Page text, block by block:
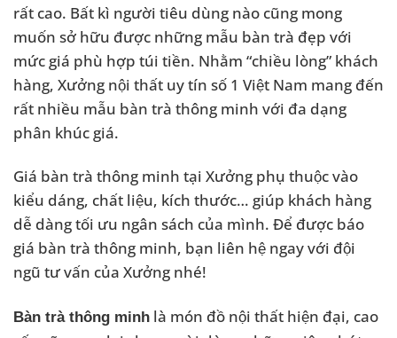
rất cao. Bất kì người tiêu dùng nào cũng mong
muốn sở hữu được những mẫu bàn trà đẹp với
mức giá phù hợp túi tiền. Nhằm “chiều lòng” khách
hàng, Xưởng nội thất uy tín số 1 Việt Nam mang đến
rất nhiều mẫu bàn trà thông minh với đa dạng
phân khúc giá.
Giá bàn trà thông minh tại Xưởng phụ thuộc vào
kiểu dáng, chất liệu, kích thước… giúp khách hàng
dễ dàng tối ưu ngân sách của mình. Để được báo
giá bàn trà thông minh, bạn liên hệ ngay với đội
ngũ tư vấn của Xưởng nhé!
Bàn trà thông minh là món đồ nội thất hiện đại, cao